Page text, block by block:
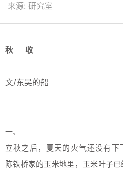
来源: 研究室
秋 收
文/东吴的船
一、
立秋之后，夏天的火气还没有下
陈铁桥家的玉米地里，玉米叶子